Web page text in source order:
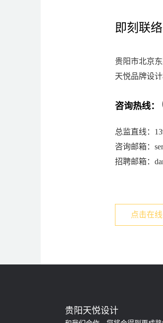
即刻联络
贵阳市北京
天悦品牌设
咨询热线：
总监直线：
咨询邮箱：
招聘邮箱：
点击在
贵阳天悦设计